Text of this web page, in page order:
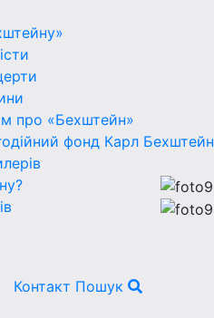
про «Бехштейн»
фонд Карл Бехштейн
Контакт Пошук